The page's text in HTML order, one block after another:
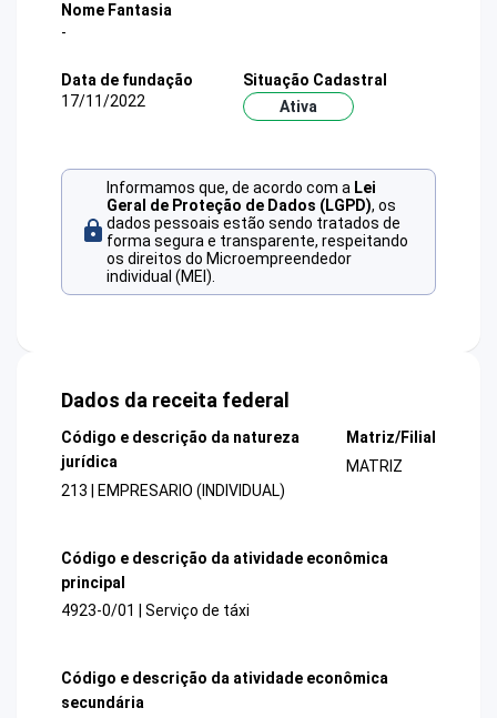
Nome Fantasia
-
Data de fundação
17/11/2022
Situação Cadastral
Ativa
Informamos que, de acordo com a Lei
Geral de Proteção de Dados (LGPD), os
dados pessoais estão sendo tratados de
forma segura e transparente, respeitando
os direitos do Microempreendedor
individual (MEI).
Dados da receita federal
Código e descrição da natureza
jurídica
213 | EMPRESARIO (INDIVIDUAL)
Matriz/Filial
MATRIZ
Código e descrição da atividade econômica
principal
4923-0/01 | Serviço de táxi
Código e descrição da atividade econômica
secundária